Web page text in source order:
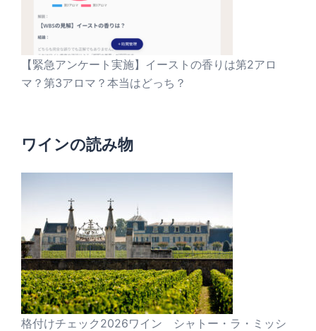
【緊急アンケート実施】イーストの香りは第2アロ
マ？第3アロマ？本当はどっち？
ワインの読み物
格付けチェック2026ワイン シャトー・ラ・ミッシ